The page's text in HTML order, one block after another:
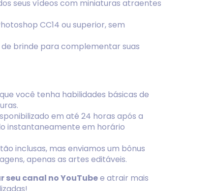
seus vídeos com miniaturas atraentes
CC14 ou superior, sem
de brinde para complementar suas
você tenha habilidades básicas de
em até 24 horas após a
instantaneamente em horário
inclusas, mas enviamos um bônus
apenas as artes editáveis.
canal no YouTubee atrair mais